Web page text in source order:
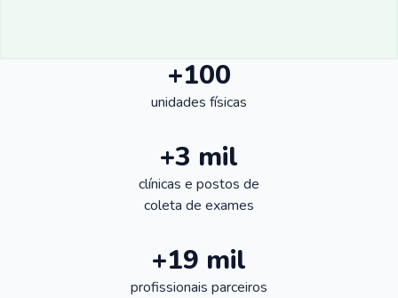
+100
unidades físicas
+3 mil
clínicas e postos de
coleta de exames
+19 mil
profissionais parceiros